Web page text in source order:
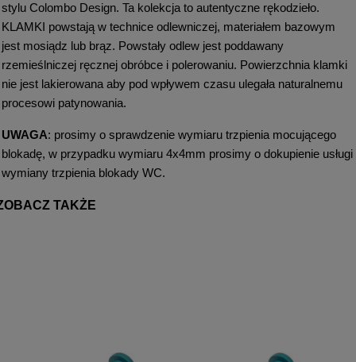
stylu Colombo Design. Ta kolekcja to autentyczne rękodzieło.
KLAMKI powstają w technice odlewniczej, materiałem bazowym
jest mosiądz lub brąz. Powstały odlew jest poddawany
rzemieślniczej ręcznej obróbce i polerowaniu. Powierzchnia klamki
nie jest lakierowana aby pod wpływem czasu ulegała naturalnemu
procesowi patynowania.
UWAGA: prosimy o sprawdzenie wymiaru trzpienia mocującego
blokadę, w przypadku wymiaru 4x4mm prosimy o dokupienie usługi
wymiany trzpienia blokady WC.
TAKŻE